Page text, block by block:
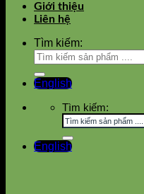
Giới thiệu
Liên hệ
Tìm kiếm:
English
Tìm kiếm:
English